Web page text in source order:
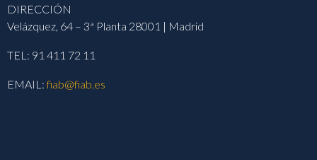
DIRECCIÓN
Velázquez, 64 – 3ª Planta 28001 | Madrid
TEL: 91 411 72 11
EMAIL:fiab@fiab.es